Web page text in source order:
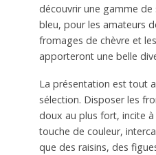
découvrir une gamme de
bleu, pour les amateurs
fromages de chèvre et
apporteront une belle
La présentation est tout
sélection. Disposer les
doux au plus fort, incite
touche de couleur,
que des raisins, des